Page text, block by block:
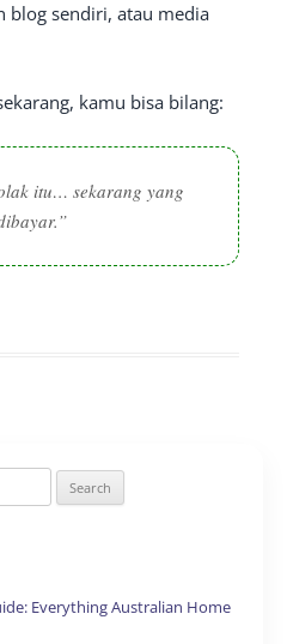
blog sendiri, atau media
kamu bisa bilang:
itu… sekarang yang
Everything Australian Home